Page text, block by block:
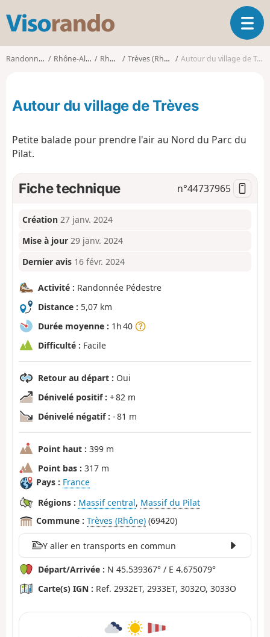
s
d
O
u
g
a
Randonnées Rhône-Alpes Rhône Trèves (Rhône) Autour du village de Trèves
Autour du village de Trèves
Petite balade pour prendre l'air au Nord du Parc du
Pilat.
Fiche technique n°44737965
Création 27 janv. 2024
Mise à jour 29 janv. 2024
Dernier avis 16 févr. 2024
Activité : Randonnée Pédestre
Distance : 5,07 km
Durée moyenne : 1h 40
Difficulté : Facile
Retour au départ : Oui
Dénivelé positif : + 82 m
Dénivelé négatif : - 81 m
Point haut : 399 m
Point bas : 317 m
Pays : France
Régions : Massif central, Massif du Pilat
Commune : Trèves (Rhône) (69420)
Y aller en transports en commun
Départ/Arrivée : N 45.539367° / E 4.675079°
Carte(s) IGN : Ref. 2932ET, 2933ET, 3032O, 3033O